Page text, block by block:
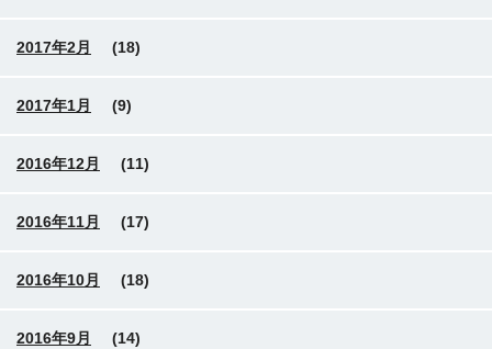
2017年2月 (18)
2017年1月 (9)
2016年12月 (11)
2016年11月 (17)
2016年10月 (18)
2016年9月 (14)